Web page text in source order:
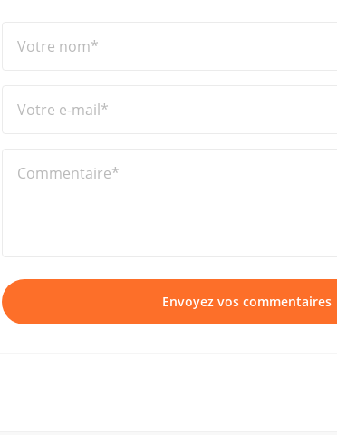
Votre nom*
Votre e-mail*
Commentaire*
Envoyez vos commentaires